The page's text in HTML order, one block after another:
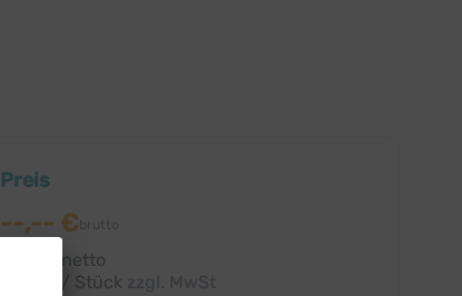
Preis
--,-- €
--,-- € netto
--,-- € / Stück